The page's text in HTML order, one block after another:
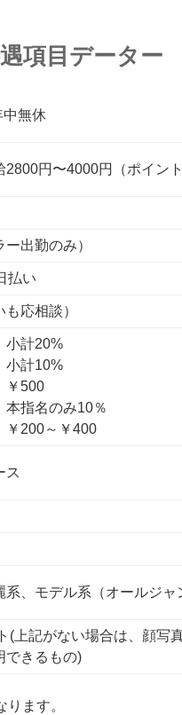
項目データー
中無休
円〜4000円（ポイント
出勤のみ）
払い
応相談）
20%
10%
500
指名のみ10％
200～￥400
ス
、モデル系（オールジャ
(上記がない場合は、顔写
できるもの)
ます。